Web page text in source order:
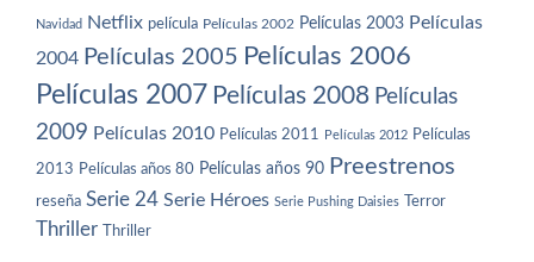
Navidad Netflix película Películas 2002 Películas 2003 Películas
2004 Películas 2005 Películas 2006
Películas 2007 Películas 2008 Películas
2009 Películas 2010 Películas 2011 Películas 2012 Películas
2013 Películas años 80 Películas años 90 Preestrenos
reseña Serie 24 Serie Héroes Serie Pushing Daisies Terror
Thriller Thriller